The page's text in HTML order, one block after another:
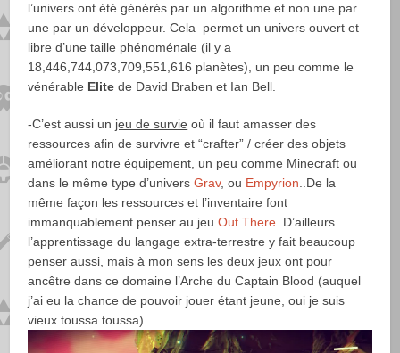
l’univers ont été générés par un algorithme et non une par
une par un développeur. Cela permet un univers ouvert et
libre d’une taille phénoménale (il y a
18,446,744,073,709,551,616 planètes), un peu comme le
vénérable Elitede David Braben et Ian Bell.
-C’est aussi un jeu de survie où il faut amasser des
ressources afin de survivre et “crafter” / créer des objets
améliorant notre équipement, un peu comme Minecraft ou
dans le même type d’universGrav, ou Empyrion ..De la
même façon les ressources et l’inventaire font
immanquablement penser au jeuOut There . D’ailleurs
l’apprentissage du langage extra-terrestre y fait beaucoup
penser aussi, mais à mon sens les deux jeux ont pour
ancêtre dans ce domaine l’Arche du Captain Blood (auquel
j’ai eu la chance de pouvoir jouer étant jeune, oui je suis
vieux toussa toussa).